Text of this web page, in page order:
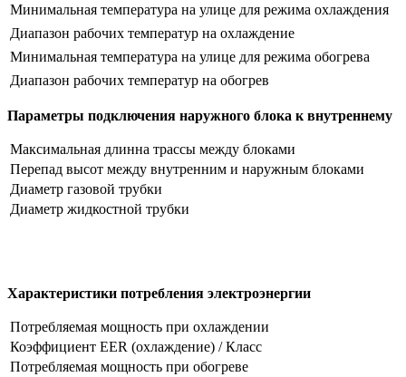
Минимальная температура на улице для режима охлаждения
Диапазон рабочих температур на охлаждение
Минимальная температура на улице для режима обогрева
Диапазон рабочих температур на обогрев
Параметры подключения наружного блока к внутреннему
Максимальная длинна трассы между блоками
Перепад высот между внутренним и наружным блоками
Диаметр газовой трубки
Диаметр жидкостной трубки
Характеристики потребления электроэнергии
Потребляемая мощность при охлаждении
Коэффициент EER (охлаждение) / Класс
Потребляемая мощность при обогреве